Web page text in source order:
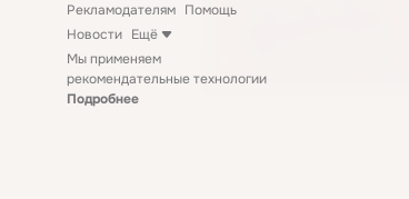
Рекламодателям Помощь
Новости Ещё
Мы применяем
рекомендательные технологии
Подробнее